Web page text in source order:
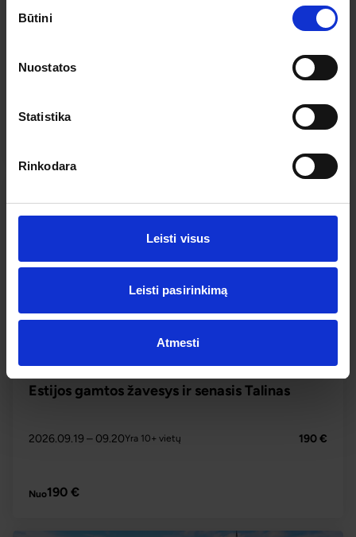
pasirinkimas
Būtini
Nuostatos
Statistika
Rinkodara
Leisti visus
Leisti pasirinkimą
Atmesti
185 €
PLAČIAU
-2% nuolaida TIK internetu
4.2
Estijos gamtos žavesys ir senasis Talinas
2026.09.19 – 09.20Yra 10+ vietų 190 €
Nuo190 €